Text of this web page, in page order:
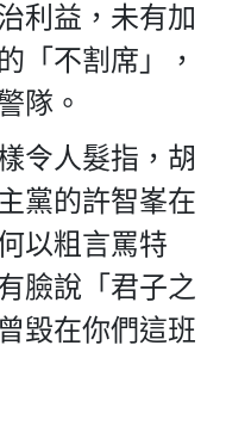
利益，未有加
「不割席」，
隊。
令人髮指，胡
黨的許智峯在
以粗言罵特
臉說「君子之
毀在你們這班